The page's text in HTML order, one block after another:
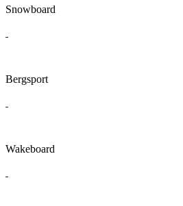
Snowboard
Bergsport
Wakeboard